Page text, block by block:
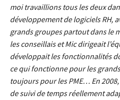
moi travaillions tous les deux
développement de logiciels RH,
grands groupes partout dans le
les conseillais et Mic dirigeait
développait les fonctionnalités
ce qui fonctionne pour les
toujours pour les PME… En
de suivi de temps réellement